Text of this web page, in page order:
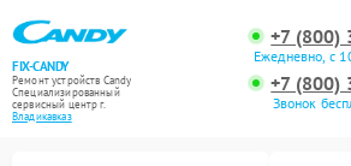
FIX-CANDY
Ремонт устройств Candy
Специализированный
cервисный центр г.
Владикавказ
+7 (800)
Ежедневно, с
+7 (800)
Звонок